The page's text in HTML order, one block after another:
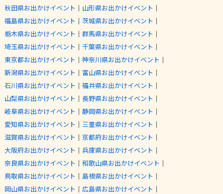
秋田県お出かけイベント ｜ 山形県お出かけイベント ｜
福島県お出かけイベント ｜ 茨城県お出かけイベント ｜
栃木県お出かけイベント ｜ 群馬県お出かけイベント ｜
埼玉県お出かけイベント ｜ 千葉県お出かけイベント ｜
東京都お出かけイベント ｜ 神奈川県お出かけイベント ｜
新潟県お出かけイベント ｜ 富山県お出かけイベント ｜
石川県お出かけイベント ｜ 福井県お出かけイベント ｜
山梨県お出かけイベント ｜ 長野県お出かけイベント ｜
岐阜県お出かけイベント ｜ 静岡県お出かけイベント ｜
愛知県お出かけイベント ｜ 三重県お出かけイベント ｜
滋賀県お出かけイベント ｜ 京都府お出かけイベント ｜
大阪府お出かけイベント ｜ 兵庫県お出かけイベント ｜
奈良県お出かけイベント ｜ 和歌山県お出かけイベント ｜
鳥取県お出かけイベント ｜ 島根県お出かけイベント ｜
岡山県お出かけイベント ｜ 広島県お出かけイベント ｜